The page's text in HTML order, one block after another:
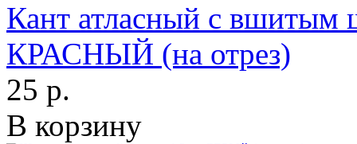
Кант атласный с
КРАСНЫЙ (на отрез)
25 р.
В корзину